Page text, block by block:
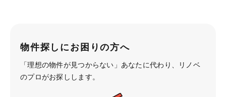
物件探しにお困りの方へ
「理想の物件が見つからない」あなたに代わり、
リノベ
のプロがお探しします。